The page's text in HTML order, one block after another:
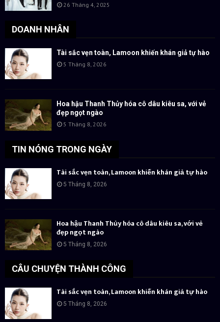
26 Tháng 4, 2025
DOANH NHÂN
Tài sắc vẹn toàn, Lamoon khiến khán giả tự hào
5 Tháng 8, 2026
Hoa hậu Thanh Thủy hóa cô dâu kiêu sa, với vẻ
đẹp ngọt ngào
5 Tháng 8, 2026
TIN NÓNG TRONG NGÀY
Tài sắc vẹn toàn, Lamoon khiến khán giả tự hào
5 Tháng 8, 2026
Hoa hậu Thanh Thủy hóa cô dâu kiêu sa, với vẻ
đẹp ngọt ngào
5 Tháng 8, 2026
CÂU CHUYỆN THÀNH CÔNG
Tài sắc vẹn toàn, Lamoon khiến khán giả tự hào
5 Tháng 8, 2026